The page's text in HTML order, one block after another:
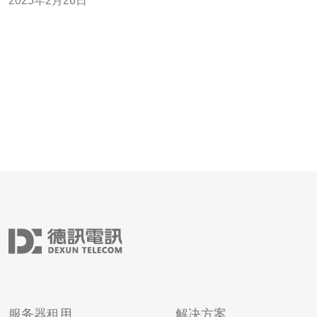
云服务器在美国的最佳解决方案，帮助读者做出明智的决
服务器租用 解决方案